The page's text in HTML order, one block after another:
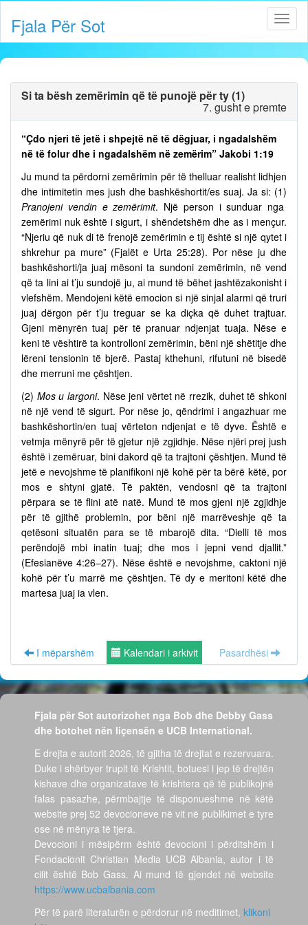
Fjala Për Sot
Si ta bësh zemërimin që të punojë për ty (1)
7. gusht e premte
“Çdo njeri të jetë i shpejtë në të dëgjuar, i ngadalshëm
në të folur dhe i ngadalshëm në zemërim” Jakobi 1:19
Ju mund ta përdorni zemërimin për të thelluar realisht lidhjen
dhe intimitetin mes jush dhe bashkëshortit/es suaj. Ja si: (1)
Pranojeni vendin e zemërimit. Një person i sunduar nga
zemërimi nuk është i sigurt, i shëndetshëm dhe as i mençur.
“Njeriu që nuk di të frenojë zemërimin e tij është si një qytet i
shkrehur pa mure” (Fjalët e Urta 25:28). Por nëse ju dhe
bashkëshorti/ja juaj mësoni ta sundoni zemërimin, në vend
që ta lini ai t’ju sundojë ju, ai mund të bëhet jashtëzakonisht i
vlefshëm. Mendojeni këtë emocion si një sinjal alarmi që truri
juaj dërgon për t’ju treguar se ka diçka që duhet trajtuar.
Gjeni mënyrën tuaj për të pranuar ndjenjat tuaja. Nëse e
keni të vështirë ta kontrolloni zemërimin, bëni një shëtitje dhe
lëreni tensionin të bjerë. Pastaj kthehuni, rifutuni në bisedë
dhe merruni me çështjen.
(2) Mos u largoni. Nëse jeni vërtet në rrezik, duhet të shkoni
në një vend të sigurt. Por nëse jo, qëndrimi i angazhuar me
bashkëshortin/en tuaj vërteton ndjenjat e të dyve. Është e
vetmja mënyrë për të gjetur një zgjidhje. Nëse njëri prej jush
është i zemëruar, bini dakord që ta trajtoni çështjen. Mund të
jetë e nevojshme të planifikoni një kohë për ta bërë këtë, por
mos e shtyni gjatë. Të paktën, vendosni që ta trajtoni
përpara se të flini atë natë. Mund të mos gjeni një zgjidhje
për të gjithë problemin, por bëni një marrëveshje që ta
qetësoni situatën para se të mbarojë dita. “Dielli të mos
perëndojë mbi inatin tuaj; dhe mos i jepni vend djallit.”
(Efesianëve 4:26–27). Nëse është e nevojshme, caktoni një
kohë për t’u marrë me çështjen. Të dy e meritoni këtë dhe
martesa juaj ia vlen.
I mëparshëm Kalendari i arkivit Pasardhësi
Fjala për Sot autorizohet nga Bob dhe Debby Gass
dhe botohet nën liçensën e UCB International.
E drejta e autorit 2026, të gjitha të drejtat e rezervuara.
Duke i shërbyer trupit të Krishtit, botuesi i jep të drejtën
kishave dhe organizatave të krishtera që të publikojnë
falas pasazhe, përmbajtje të disponueshme në këtë
website prej 52 devocioneve në vit në publikimet e tyre
ose në mënyra të tjera.
Devocioni i mësipërm është devocioni i përditshëm i
Fondacionit Christian Media UCB Albania, autor i të
cilit është Bob Gass. Ai mund të gjendet në website
https://www.ucbalbania.com
Për të parë literaturën e përdorur në meditimet, klikoni